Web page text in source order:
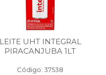
LEITE UHT INTEGRAL
PIRACANJUBA 1LT
Código: 37538